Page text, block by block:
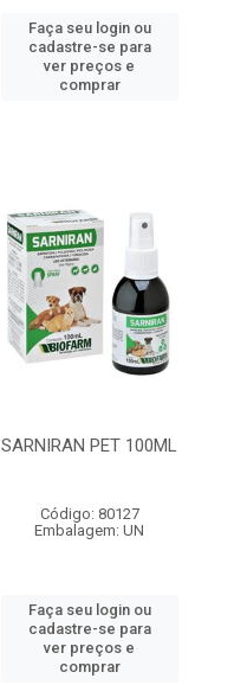
Faça seu login ou
cadastre-se para
ver preços e
comprar
SARNIRAN PET 100ML
Código: 80127
Embalagem: UN
Faça seu login ou
cadastre-se para
ver preços e
comprar